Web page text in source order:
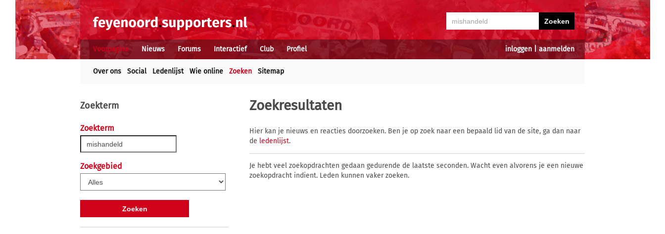
inloggen aanmelden
Voorpagina Nieuws Forums Interactief Club Profiel
Over ons Social Ledenlijst Wie online Zoeken Sitemap
Zoekterm
Zoekterm
Zoekgebied
Zoekresultaten
Hier kan je nieuws en reacties doorzoeken. Ben je op zoek naar een bepaald lid van de site, ga dan naar
de ledenlijst.
Je hebt veel zoekopdrachten gedaan gedurende de laatste seconden. Wacht even alvorens je een nieuwe
zoekopdracht indient. Leden kunnen vaker zoeken.